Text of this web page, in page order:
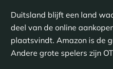
Duitsland blijft een land
deel van de online
plaatsvindt. Amazon is de
Andere grote spelers zijn